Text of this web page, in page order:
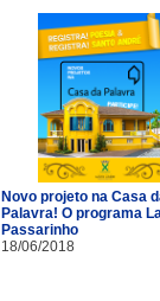
Novo projeto na Casa
Palavra! O programa
Passarinho
18/06/2018